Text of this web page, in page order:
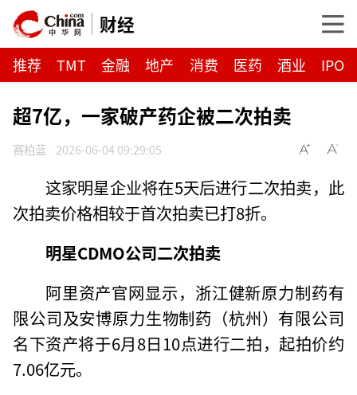
财经
推荐 TMT 金融 地产 消费 医药 酒业 IPO
超7亿，一家破产药企被二次拍卖
赛柏蓝 2026-06-04 09:29:05
这家明星企业将在5天后进行二次拍卖，此
次拍卖价格相较于首次拍卖已打8折。
明星CDMO公司二次拍卖
阿里资产官网显示，浙江健新原力制药有
限公司及安博原力生物制药（杭州）有限公司
名下资产将于6月8日10点进行二拍，起拍价约
7.06亿元。